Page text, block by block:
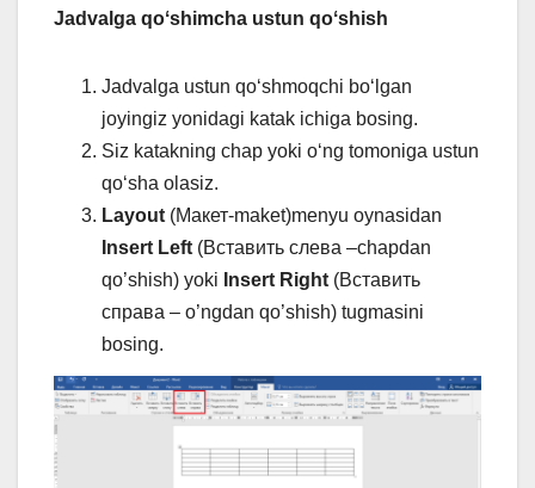
Jadvalga qoʻshimcha ustun qoʻshish
Jadvalga ustun qoʻshmoqchi boʻlgan
joyingiz yonidagi katak ichiga bosing.
Siz katakning chap yoki oʻng tomoniga ustun
qoʻsha olasiz.
Layout (Макет-maket)menyu oynasidan
Insert Left (Вставить слева –chapdan
qo’shish) yoki Insert Right (Вставить
справа – o’ngdan qo’shish) tugmasini
bosing.